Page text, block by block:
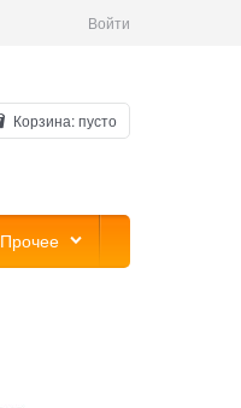
Войти
Корзина:пусто
Прочее